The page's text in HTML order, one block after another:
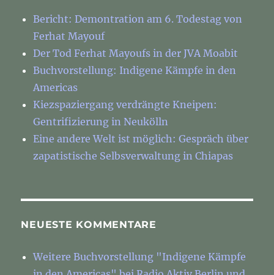
Bericht: Demontration am 6. Todestag von
Ferhat Mayouf
Der Tod Ferhat Mayoufs in der JVA Moabit
Buchvorstellung: Indigene Kämpfe in den
Americas
Kiezspaziergang verdrängte Kneipen:
Gentrifizierung in Neukölln
Eine andere Welt ist möglich: Gespräch über
zapatistische Selbsverwaltung in Chiapas
NEUESTE KOMMENTARE
Weitere Buchvorstellung "Indigene Kämpfe